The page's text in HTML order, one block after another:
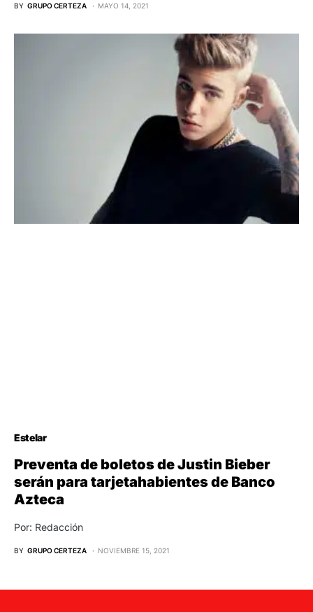
BY GRUPO CERTEZA MAYO 14, 2021
Estelar
Preventa de boletos de Justin Bieber
serán para tarjetahabientes de Banco
Azteca
Por: Redacción
BY GRUPO CERTEZA NOVIEMBRE 15, 2021